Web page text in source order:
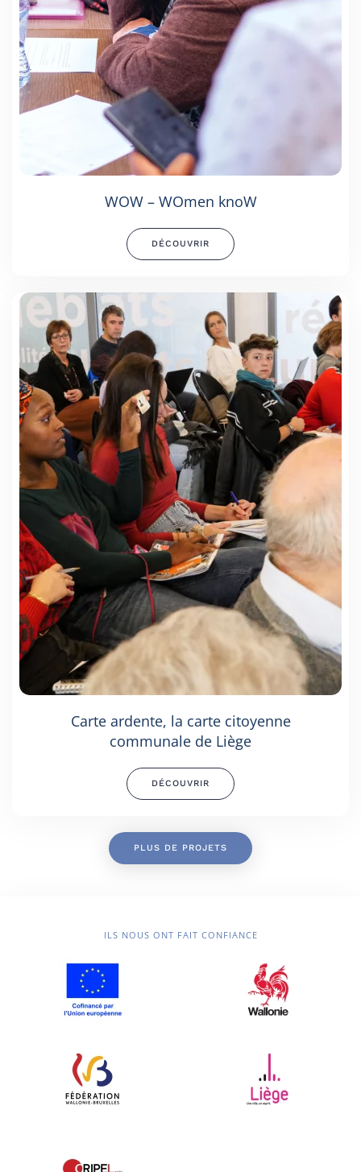
WOW – WOmen knoW
DÉCOUVRIR
Carte ardente, la carte citoyenne
communale de Liège
DÉCOUVRIR
PLUS DE PROJETS
ILS NOUS ONT FAIT CONFIANCE